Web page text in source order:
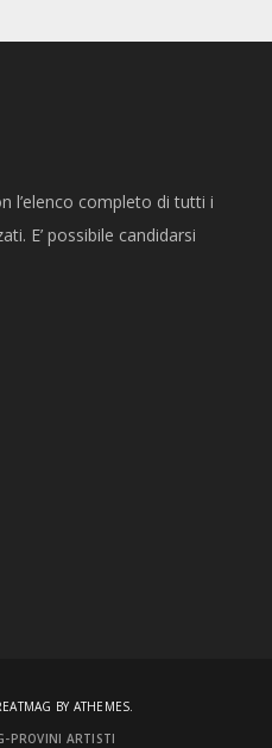
l’elenco completo di tutti i
E’ possibile candidarsi
BY ATHEMES.
PROVINI ARTISTI